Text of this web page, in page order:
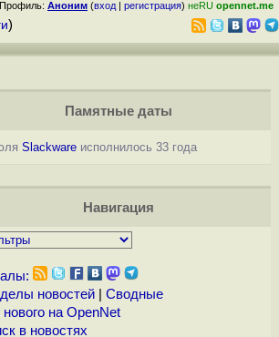
Профиль: Аноним (вход | регистрация) неRU opennet.me
)
Памятные даты
Slackwareисполнилось 33 года
Навигация
новостей| Сводные
нового на OpenNet
в новостях